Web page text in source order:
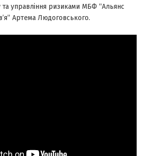
та управління ризиками МБФ “Альянс
Артема Людоговського.